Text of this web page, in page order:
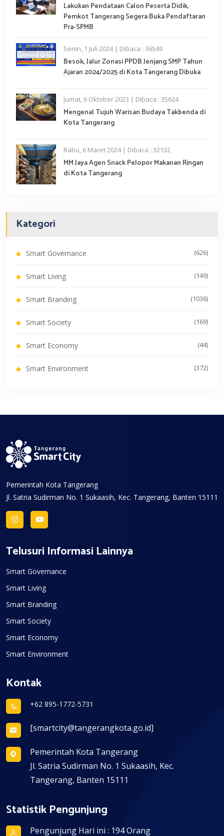
Lakukan Pendataan Calon Peserta Didik,
Pemkot Tangerang Segera Buka Pendaftaran
Pra-SPMB
Senin, 1 Juli 2024 | Dibaca : 36549
Besok, Jalur Zonasi PPDB Jenjang SMP Tahun
Ajaran 2024/2025 di Kota Tangerang Dibuka
Jumat, 6 Oktober 2023 | Dibaca : 35624
Mengenal Tujuh Warisan Budaya Takbenda di
Kota Tangerang
Rabu, 6 Maret 2024 | Dibaca : 32132
MM Jaya Agen Snack Pelopor Makanan Ringan
di Kota Tangerang
Kategori
Smart Governance (626)
Smart Living (149)
Smart Branding (1036)
Smart Society (169)
Smart Economy (44)
Smart Environment (372)
Pemerintah Kota Tangerang
Jl. Satria Sudirman No. 1 Sukaasih, Kec. Tangerang, Banten 15111
Telusuri Informasi Lainnya
Smart Governance
Smart Living
Smart Branding
Smart Society
Smart Economy
Smart Environment
Kontak
+62 895-1772-5731
[smartcity@tangerangkota.go.id]
Pemerintah Kota Tangerang
Jl. Satria Sudirman No. 1 Sukaasih, Kec.
Tangerang, Banten 15111
Statistik Pengunjung
Pengunjung Hari ini : 194 Orang